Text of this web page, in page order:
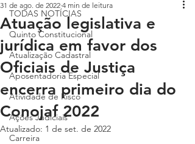
TODAS NOTÍCIAS
Quinto Constitucional
Atualização Cadastral
Aposentadoria Especial
Atividade de Risco
Ações Judiciais
Carreira
Atuação legislativa e
jurídica em favor dos
Oficiais de Justiça
encerra primeiro dia do
Conojaf 2022
31 de ago. de 2022 4 min de leitura
Atualizado: 1 de set. de 2022